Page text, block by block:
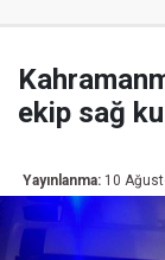
ekip sağ
Yayınlanma: 10